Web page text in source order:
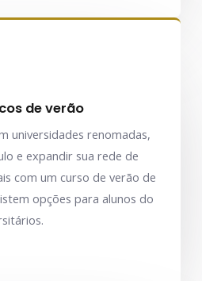
de verão
universidades renomadas,
e expandir sua rede de
com um curso de verão de
opções para alunos do